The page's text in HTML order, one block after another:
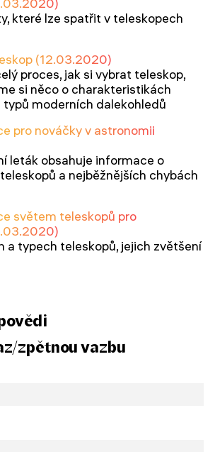
které lze spatřit v teleskopech
(12.03.2020)
proces, jak si vybrat teleskop,
si něco o charakteristikách
typů moderních dalekohledů
pro nováčky v astronomii
leták obsahuje informace o
a nejběžnějších chybách
světem teleskopů pro
a typech teleskopů, jejich zvětšení
zpětnou vazbu